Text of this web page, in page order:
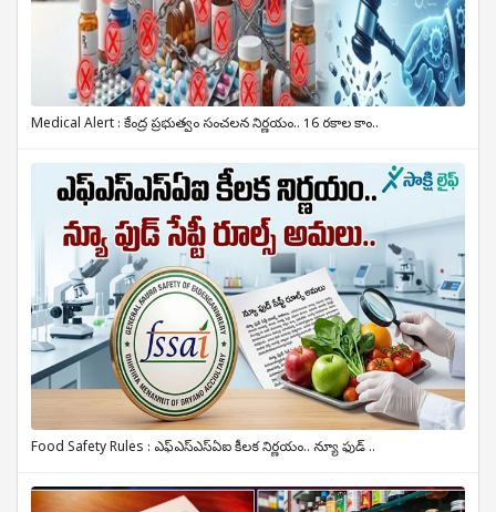
Medical Alert : కేంద్ర ప్రభుత్వం సంచలన నిర్ణయం.. 16 రకాల కాం..
Food Safety Rules : ఎఫ్‌ఎస్‌ఎస్‌ఏఐ కీలక నిర్ణయం.. న్యూ ఫుడ్ ..